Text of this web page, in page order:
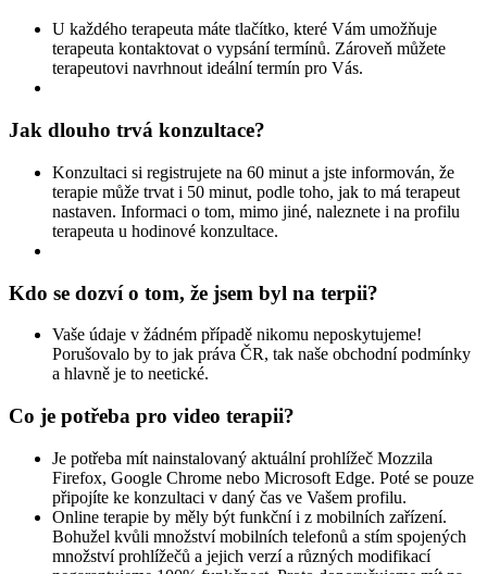
U každého terapeuta máte tlačítko, které Vám umožňuje
terapeuta kontaktovat o vypsání termínů. Zároveň můžete
terapeutovi navrhnout ideální termín pro Vás.
Jak dlouho trvá konzultace?
Konzultaci si registrujete na 60 minut a jste informován, že
terapie může trvat i 50 minut, podle toho, jak to má terapeut
nastaven. Informaci o tom, mimo jiné, naleznete i na profilu
terapeuta u hodinové konzultace.
Kdo se dozví o tom, že jsem byl na terpii?
Vaše údaje v žádném případě nikomu neposkytujeme!
Porušovalo by to jak práva ČR, tak naše obchodní podmínky
a hlavně je to neetické.
Co je potřeba pro video terapii?
Je potřeba mít nainstalovaný aktuální prohlížeč Mozzila
Firefox, Google Chrome nebo Microsoft Edge. Poté se pouze
připojíte ke konzultaci v daný čas ve Vašem profilu.
Online terapie by měly být funkční i z mobilních zařízení.
Bohužel kvůli množství mobilních telefonů a stím spojených
množství prohlížečů a jejich verzí a různých modifikací